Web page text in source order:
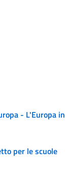
- L'Europa in
per le scuole